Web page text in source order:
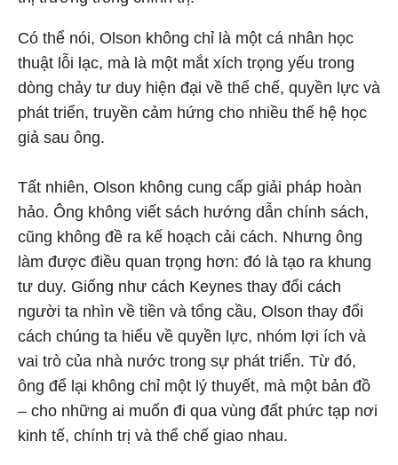
Có thể nói, Olson không chỉ là một cá nhân học
thuật lỗi lạc, mà là một mắt xích trọng yếu trong
dòng chảy tư duy hiện đại về thể chế, quyền lực và
phát triển, truyền cảm hứng cho nhiều thế hệ học
giả sau ông.
Tất nhiên, Olson không cung cấp giải pháp hoàn
hảo. Ông không viết sách hướng dẫn chính sách,
cũng không đề ra kế hoạch cải cách. Nhưng ông
làm được điều quan trọng hơn: đó là tạo ra khung
tư duy. Giống như cách Keynes thay đổi cách
người ta nhìn về tiền và tổng cầu, Olson thay đổi
cách chúng ta hiểu về quyền lực, nhóm lợi ích và
vai trò của nhà nước trong sự phát triển. Từ đó,
ông để lại không chỉ một lý thuyết, mà một bản đồ
– cho những ai muốn đi qua vùng đất phức tạp nơi
kinh tế, chính trị và thể chế giao nhau.